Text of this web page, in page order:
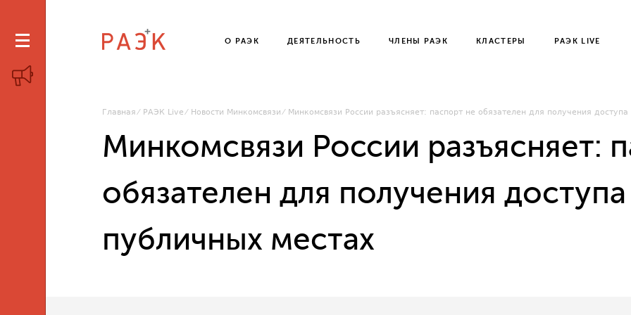
О РАЭК ДЕЯТЕЛЬНОСТЬ ЧЛЕНЫ РАЭК КЛАСТЕРЫ РАЭК LIVE
Главная РАЭК Live Новости Минкомсвязи Минкомсвязи России разъясняет: паспорт не обязателен для получения
Минкомсвязи России разъясняет:
обязателен для получения
публичных местах